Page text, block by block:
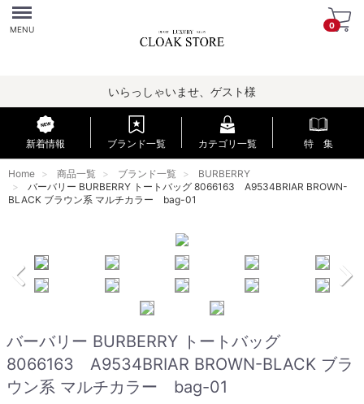
Menu
MENU 0
いらっしゃいませ、ゲスト様
新着情報 ブランド一覧 カテゴリ一覧 特 集
Home 商品一覧 ブランド一覧
BURBERRY
バーバリー BURBERRY トートバッグ 8066163 A9534BRIAR BROWN-
BLACK ブラウン系 マルチカラー bag-01
バーバリー BURBERRY トートバッグ
8066163 A9534BRIAR BROWN-BLACK ブラ
ウン系 マルチカラー bag-01